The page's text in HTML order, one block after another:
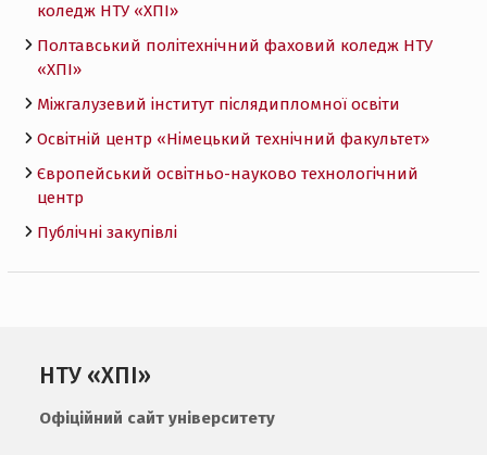
коледж НТУ «ХПI»
Полтавський політехнічний фаховий коледж НТУ
«ХПI»
Міжгалузевий інститут післядипломної освіти
Освітній центр «Німецький технічний факультет»
Європейський освітньо-науково технологічний
центр
Публічні закупівлі
НТУ «ХПІ»
Офіційний сайт університету